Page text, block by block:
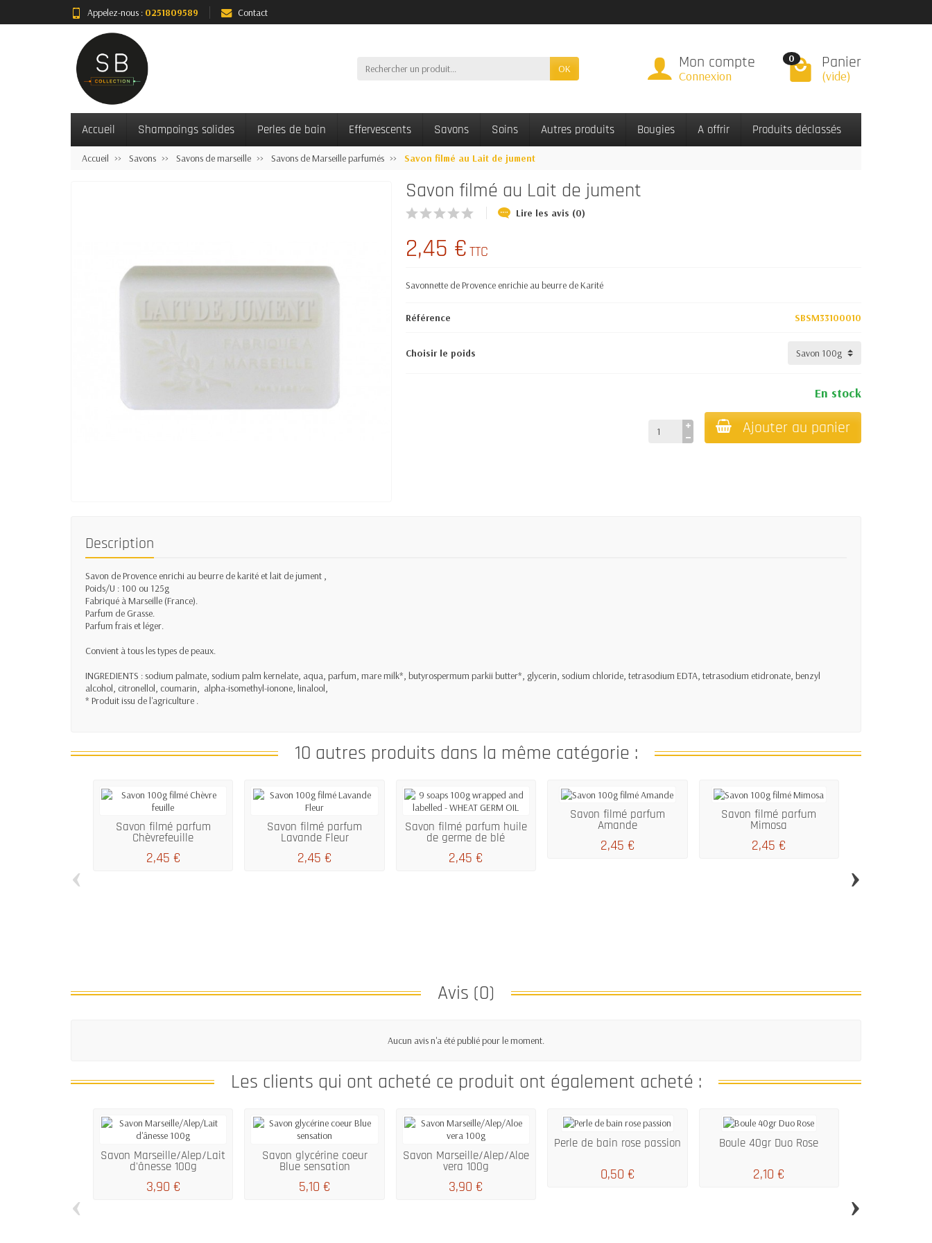
Appelez-nous : 0251809589 Contact
OK Mon compte
Connexion
0 Panier
(vide)
Accueil Shampoings solides Perles de bain Effervescents Savons Soins Autres produits Bougies A offrir Produits déclassés
Accueil Savons Savons de marseille Savons de Marseille parfumés Savon filmé au Lait de jument
Savon filmé au Lait de jument
Lire les avis (0)
2,45 € TTC
Savonnette de Provence enrichie au beurre de Karité
Référence SBSM33100010
Choisir le poids
En stock
Ajouter au panier
Description
Savon de Provence enrichi au beurre de karité et lait de jument ,
Poids/U : 100 ou 125g
Fabriqué à Marseille (France).
Parfum de Grasse.
Parfum frais et léger.
Convient à tous les types de peaux.
INGREDIENTS : sodium palmate, sodium palm kernelate, aqua, parfum, mare milk*, butyrospermum parkii butter*, glycerin, sodium chloride, tetrasodium EDTA, tetrasodium etidronate, benzyl
alcohol, citronellol, coumarin, alpha-isomethyl-ionone, linalool,
* Produit issu de l'agriculture .
10 autres produits dans la même catégorie :
Savon filmé parfum
Chèvrefeuille
2,45 €
Savon filmé parfum
Lavande Fleur
2,45 €
Savon filmé parfum huile
de germe de blé
2,45 €
Savon filmé parfum
Amande
2,45 €
Savon filmé parfum
Mimosa
2,45 €
‹ ›
Avis (0)
Aucun avis n'a été publié pour le moment.
Les clients qui ont acheté ce produit ont également acheté :
Savon Marseille/Alep/Lait
d'ânesse 100g
3,90 €
Savon glycérine coeur
Blue sensation
5,10 €
Savon Marseille/Alep/Aloe
vera 100g
3,90 €
Perle de bain rose passion
0,50 €
Boule 40gr Duo Rose
2,10 €
‹ ›